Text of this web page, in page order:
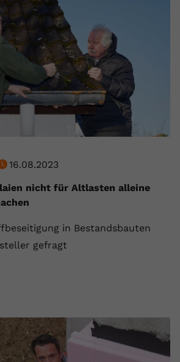
16.08.2023
nicht für Altlasten alleine
in Bestandsbauten
gefragt
eine eindeutige ID, um
darüber zu speichern, welche
von YouTube der Nutzer
hat.
remote-connected-devices
setzt diesen Cookie, um die
der eingebettete YouTube-
verwendet.